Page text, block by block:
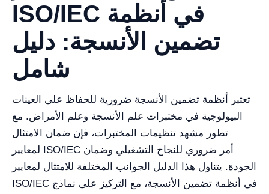
ISO/IEC في أنظمة
تضمين الأنسجة: دليل
شامل
تعتبر أنظمة تضمين الأنسجة ضرورية للحفاظ على العينات
البيولوجية في مختبرات علم الأنسجة وعلم الأمراض. مع
تطور مشهد تنظيمات المختبرات، فإن ضمان الامتثال
لمعايير ISO/IEC أمر ضروري للنجاح التشغيلي وضمان
الجودة. يتناول هذا الدليل الجوانب المختلفة للامتثال لمعايير
ISO/IEC في أنظمة تضمين الأنسجة، مع التركيز على نماذج